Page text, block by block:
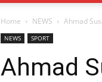
Home NEWS Ahmad
NEWS SPORT
Ahmad